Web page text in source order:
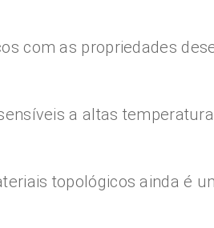
com as propriedades
a altas
topológicos ainda é